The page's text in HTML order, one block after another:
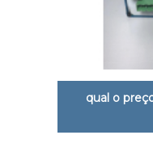
qual o